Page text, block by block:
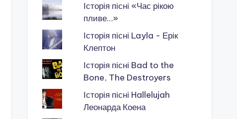
Історія пісні «Час рікою
пливе…»
Історія пісні Layla - Ерік
Клептон
Історія пісні Bad to the
Bone, The Destroyers
Історія пісні Hallelujah
Леонарда Коена